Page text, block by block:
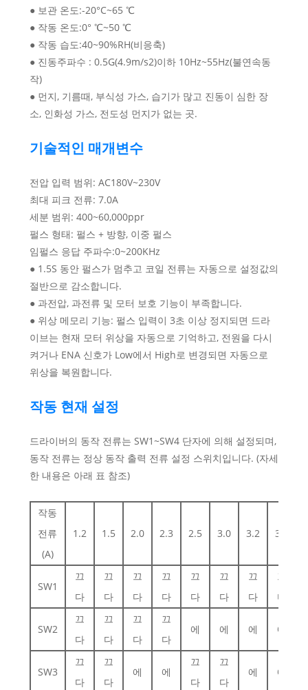
● 보관 온도:-20°C~65 ℃
● 작동 온도:0° ℃~50 ℃
● 작동 습도:40~90%RH(비응축)
● 진동주파수 : 0.5G(4.9m/s2)이하 10Hz~55Hz(불연속동
작)
● 먼지, 기름때, 부식성 가스, 습기가 많고 진동이 심한 장
소, 인화성 가스, 전도성 먼지가 없는 곳.
기술적인 매개변수
전압 입력 범위: AC180V~230V
최대 피크 전류: 7.0A
세분 범위: 400~60,000ppr
펄스 형태: 펄스 + 방향, 이중 펄스
임펄스 응답 주파수:0~200KHz
● 1.5S 동안 펄스가 멈추고 코일 전류는 자동으로 설정값의
절반으로 감소합니다.
● 과전압, 과전류 및 모터 보호 기능이 부족합니다.
● 위상 메모리 기능: 펄스 입력이 3초 이상 정지되면 드라
이브는 현재 모터 위상을 자동으로 기억하고, 전원을 다시
켜거나 ENA 신호가 Low에서 High로 변경되면 자동으로
위상을 복원합니다.
작동 현재 설정
드라이버의 동작 전류는 SW1~SW4 단자에 의해 설정되며,
동작 전류는 정상 동작 출력 전류 설정 스위치입니다. (자세
한 내용은 아래 표 참조)
작동
전류
(A)
1.2 1.5 2.0 2.3 2.5 3.0 3.2 3.6
SW1
끄
다
끄
다
끄
다
끄
다
끄
다
끄
다
끄
다
끄
다
SW2
끄
다
끄
다
끄
다
끄
다
에 에 에 에
SW3
끄
다
끄
다
에 에
끄
다
끄
다
에 에